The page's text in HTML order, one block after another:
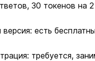
30 токенов на
версия: есть
требуется,